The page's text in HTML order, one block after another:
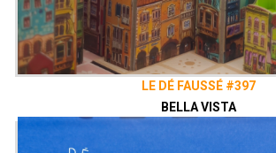
patreon.com/vaisseauhypersensas
Découvrez également notre site
vaisseauhypersensas.fr
Rejoignez nous sur Discord!
https://discord.gg/uGxNp6n
LE DÉ FAUSSÉ #397
BELLA VISTA